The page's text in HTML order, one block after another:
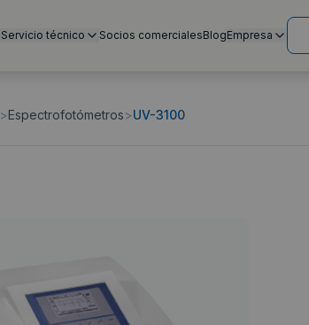
Servicio técnico Socios comercialesBlogEmpresa
>Espectrofotómetros>UV-3100